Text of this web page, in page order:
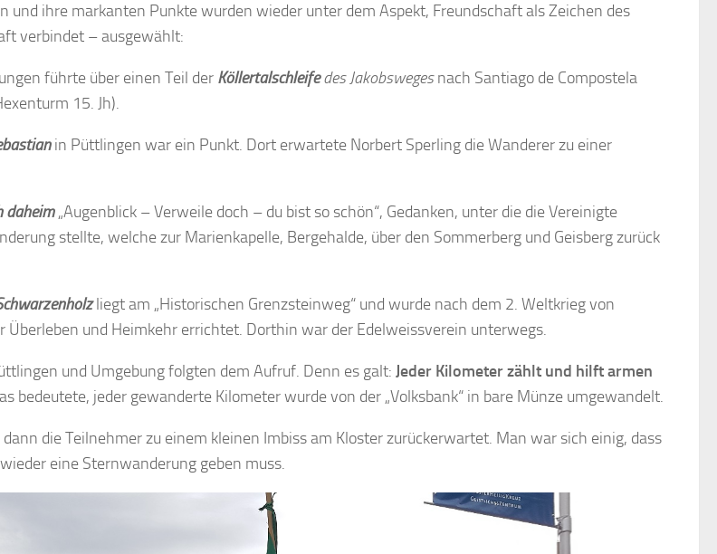
und ihre markanten Punkte wurden wieder unter dem Aspekt, Freundschaft als Zeichen des
verbindet – ausgewählt:
führte über einen Teil der Köllertalschleifedes Jakobswegesnach Santiago de Compostela
15. Jh).
in Püttlingen war ein Punkt. Dort erwartete Norbert Sperling die Wanderer zu einer
daheim„Augenblick – Verweile doch – du bist so schön“, Gedanken, unter die die Vereinigte
stellte, welche zur Marienkapelle, Bergehalde, über den Sommerberg und Geisberg zurück
liegt am „Historischen Grenzsteinweg“ und wurde nach dem 2. Weltkrieg von
Überleben und Heimkehr errichtet. Dorthin war der Edelweissverein unterwegs.
und Umgebung folgten dem Aufruf. Denn es galt: Jeder Kilometer zählt und hilft armen
bedeutete, jeder gewanderte Kilometer wurde von der „Volksbank“ in bare Münze umgewandelt.
die Teilnehmer zu einem kleinen Imbiss am Kloster zurückerwartet. Man war sich einig, dass
eine Sternwanderung geben muss.